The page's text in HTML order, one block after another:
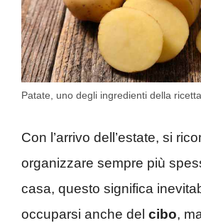
Patate, uno degli ingredienti della
Con l’arrivo dell’estate, si
organizzare sempre più
casa, questo significa
occuparsi anche del cibo,